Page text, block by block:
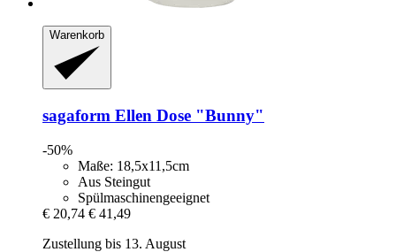
Warenkorb
sagaform Ellen Dose "Bunny"
-50%
Maße: 18,5x11,5cm
Aus Steingut
Spülmaschinengeeignet
€ 20,74 € 41,49
Zustellung bis 13. August